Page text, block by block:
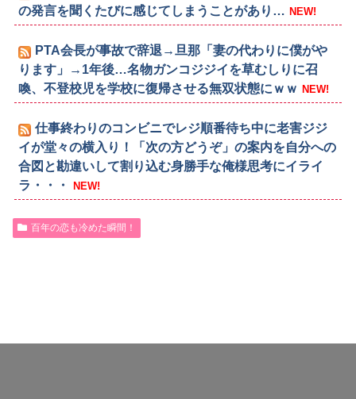
の発言を聞くたびに感じてしまうことがあり… NEW!
PTA会長が事故で辞退→旦那「妻の代わりに僕がや
ります」→1年後…名物ガンコジジイを草むしりに召
喚、不登校児を学校に復帰させる無双状態にｗｗ NEW!
仕事終わりのコンビニでレジ順番待ち中に老害ジジ
イが堂々の横入り！「次の方どうぞ」の案内を自分への
合図と勘違いして割り込む身勝手な俺様思考にイライ
ラ・・・
NEW!
百年の恋も冷めた瞬間！